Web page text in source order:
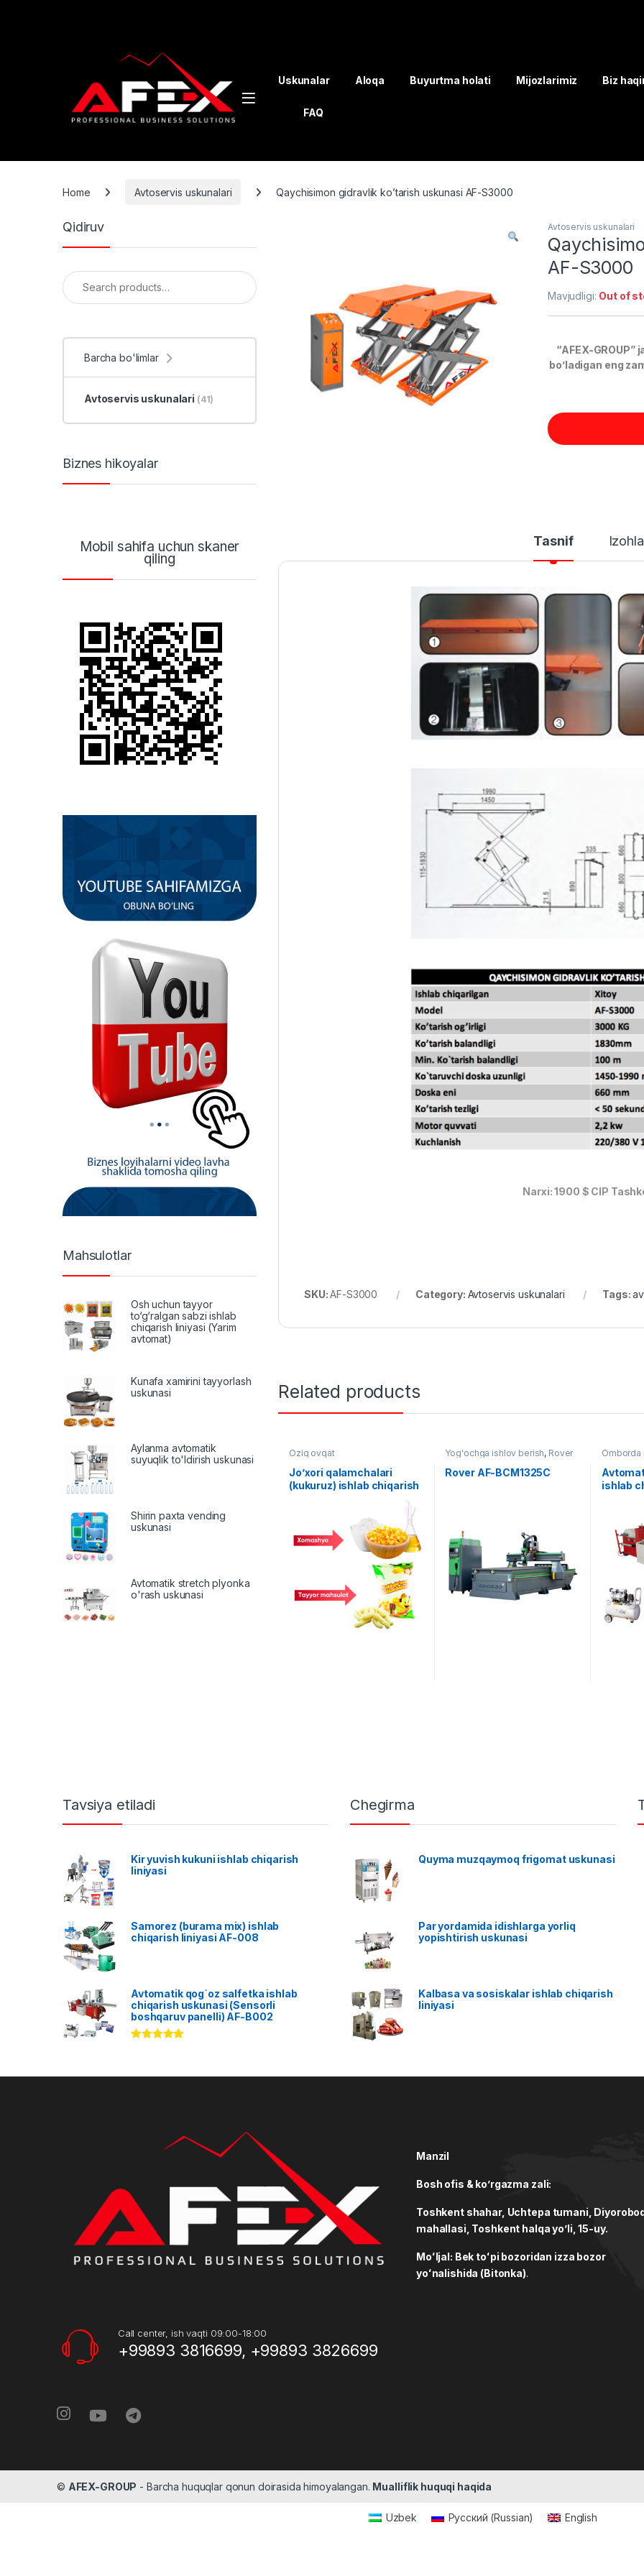
Uskunalar Aloqa Buyurtma holati Mijozlarimiz Biz
FAQ
Home Avtoservis uskunalari Qaychisimon gidravlik ko’tarish uskunasi AF-S3000
Avtoservis uskunalari
AF-S3000
Mavjudligi: Out of
“AFEX-
bo’ladigan eng
Tasnif
Narxi: 1900 $ CIP
SKU:AF-S3000 Category: Avtoservis uskunalari Tags:
Related products
Oziq ovqat
Jo’xori qalamchalari
(kukuruz) ishlab chiqarish
Yog'ochga ishlov berish, Rover
Rover AF-BCM1325C
Omborda
ishlab
Qidiruv
Search for:
Barcha bo'limlar
Avtoservis uskunalari (41)
Biznes hikoyalar
Mobil sahifa uchun skaner
qiling
Mahsulotlar
Osh uchun tayyor
to‘g‘ralgan sabzi ishlab
chiqarish liniyasi (Yarim
avtomat)
Kunafa xamirini tayyorlash
uskunasi
Aylanma avtomatik
suyuqlik to'ldirish uskunasi
Shirin paxta vending
uskunasi
Avtomatik stretch plyonka
o'rash uskunasi
Tavsiya etiladi
Kir yuvish kukuni ishlab chiqarish
liniyasi
Samorez (burama mix) ishlab
chiqarish liniyasi AF-008
Avtomatik qog`oz salfetka ishlab
chiqarish uskunasi (Sensorli
boshqaruv panelli) AF-B002
Chegirma
Quyma muzqaymoq frigomat uskunasi
Par yordamida idishlarga yorliq
yopishtirish uskunasi
Kalbasa va sosiskalar ishlab chiqarish
liniyasi
Call center, ish vaqti 09:00-18:00
+99893 3816699, +99893 3826699
Manzil
Bosh ofis & ko’rgazma zali:
Toshkent shahar, Uchtepa tumani,
mahallasi, Toshkent halqa yo’li, 15-uy.
Moʻljal: Bek toʻpi bozoridan izza bozor
yoʻnalishida (Bitonka).
© AFEX-GROUP - Barcha huquqlar qonun doirasida himoyalangan. Mualliflik huquqi haqida
Uzbek Русский (Russian) English